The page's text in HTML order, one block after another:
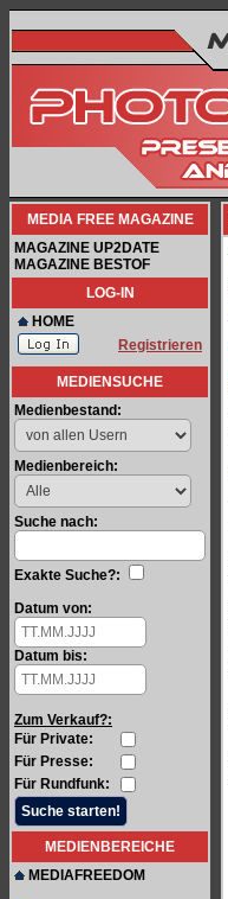
MEDIA FREE MAGAZINE
MAGAZINE UP2DATE
MAGAZINE BESTOF
LOG-IN
HOME
Registrieren
MEDIENSUCHE
Medienbestand:
Medienbereich:
Suche nach:
Exakte Suche?:
Datum von:
Datum bis:
Zum Verkauf?:
Für Private:
Für Presse:
Für Rundfunk:
MEDIENBEREICHE
MEDIAFREEDOM